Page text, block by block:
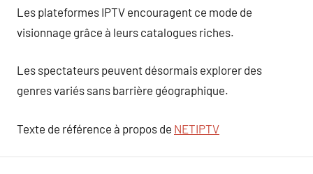
Les plateformes IPTV encouragent ce mode de
visionnage grâce à leurs catalogues riches.
Les spectateurs peuvent désormais explorer des
genres variés sans barrière géographique.
Texte de référence à propos de NETIPTV